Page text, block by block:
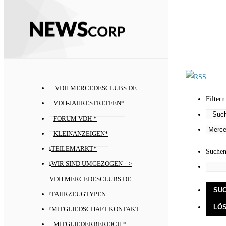
VDH.MERCEDESCLUBS.DE
VDH-JAHRESTREFFEN*
FORUM VDH *
KLEINANZEIGEN*
TEILEMARKT*
WIR SIND UMGEZOGEN -->
VDH.MERCEDESCLUBS.DE
FAHRZEUGTYPEN
MITGLIEDSCHAFT KONTAKT
MITGLIEDERBEREICH *
Filtern
Suchen